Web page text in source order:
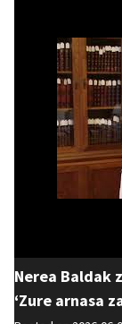
Nerea Baldak
‘Zure arnasa